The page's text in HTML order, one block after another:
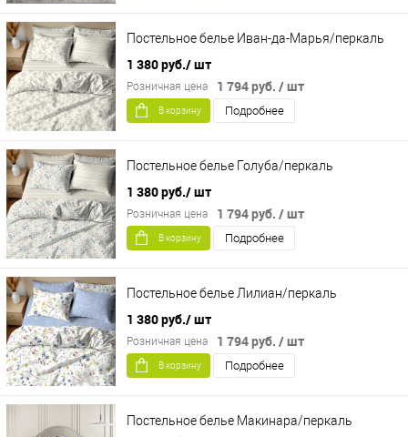
Постельное белье Иван-да-Марья/перкаль
1 380 руб./ шт
1 794 руб. / шт
Розничная цена
В корзину Подробнее
Постельное белье Голуба/перкаль
1 380 руб./ шт
1 794 руб. / шт
Розничная цена
В корзину Подробнее
Постельное белье Лилиан/перкаль
1 380 руб./ шт
1 794 руб. / шт
Розничная цена
В корзину Подробнее
Постельное белье Макинара/перкаль